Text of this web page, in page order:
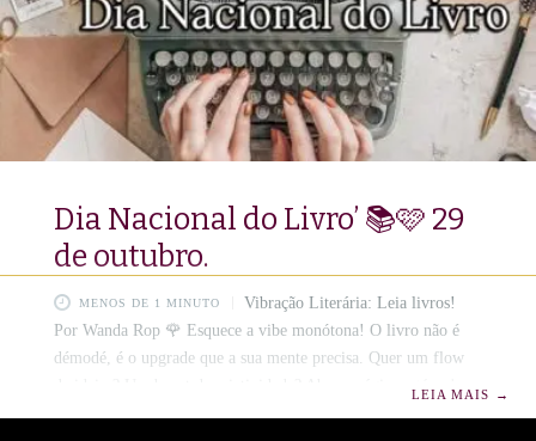
Dia Nacional do Livro’ 📚🩷 29
de outubro.
MENOS DE 1 MINUTO
Vibração Literária: Leia livros!
Por Wanda Rop 🌹 Esquece a vibe monótona! O livro não é
démodé, é o upgrade que a sua mente precisa. Quer um flow
de ideias? Um boost de criatividade? Abre a página e tá on!
LEIA MAIS →